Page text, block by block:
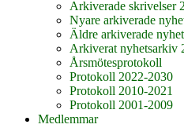
Arkiverade skrivelser
Nyare arkiverade
Äldre arkiverade
Arkiverat nyhetsarkiv
Årsmötesprotokoll
Protokoll 2022-2030
Protokoll 2010-2021
Protokoll 2001-2009
Medlemmar